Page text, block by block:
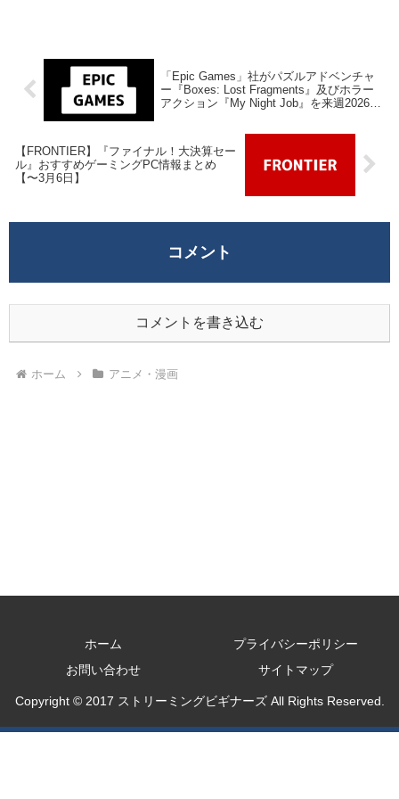
「Epic Games」社がパズルアドベンチャ
ー『Boxes: Lost Fragments』及びホラー
アクション『My Night Job』を来週2026年
【FRONTIER】『ファイナル！大決算セー
ル』おすすめゲーミングPC情報まとめ
【〜3月6日】
コメント
コメントを書き込む
ホーム アニメ・漫画
ホーム
プライバシーポリシー
お問い合わせ
サイトマップ
Copyright © 2017 ストリーミングビギナーズ All Rights Reserved.